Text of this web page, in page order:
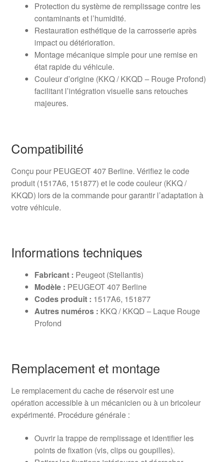
Protection du système de remplissage contre les
contaminants et l’humidité.
Restauration esthétique de la carrosserie après
impact ou détérioration.
Montage mécanique simple pour une remise en
état rapide du véhicule.
Couleur d’origine (KKQ / KKQD – Rouge Profond)
facilitant l’intégration visuelle sans retouches
majeures.
Compatibilité
Conçu pour PEUGEOT 407 Berline. Vérifiez le code
produit (1517A6, 151877) et le code couleur (KKQ /
KKQD) lors de la commande pour garantir l’adaptation à
votre véhicule.
Informations techniques
Fabricant : Peugeot (Stellantis)
Modèle : PEUGEOT 407 Berline
Codes produit : 1517A6, 151877
Autres numéros : KKQ / KKQD – Laque Rouge
Profond
Remplacement et montage
Le remplacement du cache de réservoir est une
opération accessible à un mécanicien ou à un bricoleur
expérimenté. Procédure générale :
Ouvrir la trappe de remplissage et identifier les
points de fixation (vis, clips ou goupilles).